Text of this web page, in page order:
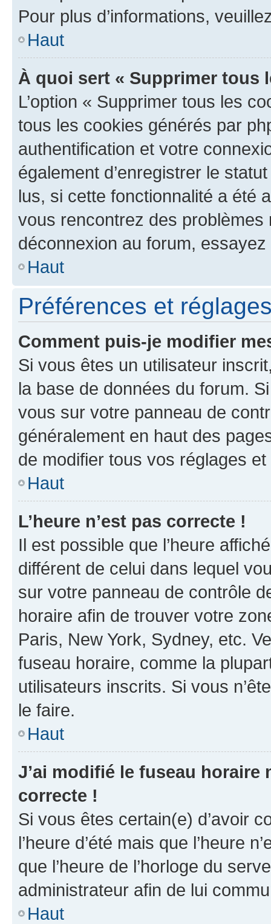
Pour plus d’informations,
Haut
À quoi sert « Supprimer tous
L’option « Supprimer tous les
tous les cookies générés par
authentification et votre
également d’enregistrer le
lus, si cette fonctionnalité a été
vous rencontrez des
déconnexion au forum,
Haut
Préférences et
Comment puis-je modifier
Si vous êtes un utilisateur
la base de données du forum.
vous sur votre panneau de
généralement en haut des
de modifier tous vos réglages
Haut
L’heure n’est pas correcte !
Il est possible que l’heure
différent de celui dans lequel
sur votre panneau de contrôle
horaire afin de trouver votre
Paris, New York, Sydney, etc.
fuseau horaire, comme la
utilisateurs inscrits. Si vous
le faire.
Haut
J’ai modifié le fuseau horaire
correcte !
Si vous êtes certain(e) d’avoir
l’heure d’été mais que l’heure
que l’heure de l’horloge du
administrateur afin de lui
Haut